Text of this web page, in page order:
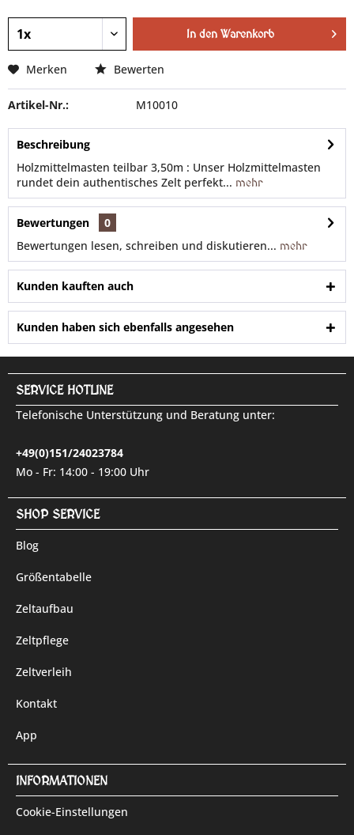
In den Warenkorb
Merken Bewerten
Artikel-Nr.: M10010
Beschreibung
Holzmittelmasten teilbar 3,50m : Unser Holzmittelmasten
rundet dein authentisches Zelt perfekt... mehr
Bewertungen
0
Bewertungen lesen, schreiben und diskutieren... mehr
Kunden kauften auch
Kunden haben sich ebenfalls angesehen
SERVICE HOTLINE
Telefonische Unterstützung und Beratung unter:
+49(0)151/24023784
Mo - Fr: 14:00 - 19:00 Uhr
SHOP SERVICE
Blog
Größentabelle
Zeltaufbau
Zeltpflege
Zeltverleih
Kontakt
App
INFORMATIONEN
Cookie-Einstellungen